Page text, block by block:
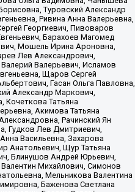
Туровский Александр
Ривина Анна Валерьевна,
Георгиевич, Пивоваров
Барахоев Магомед
Мошель Ирина Ароновна,
Лев Александрович,
Валерьевич, Исламов
Щаров Сергей
Гасан Ольга Павловна,
Александр Маркович,
Кочеткова Татьяна
Акимова Татьяна
Рачинский Ян
Гудков Лев Дмитриевич,
Васильевна, Захарова
Анатольевич, Щур Татьяна
Блинушов Андрей Юрьевич,
Михайлович, Симонов
Мельникова Валентина
Баженова Светлана